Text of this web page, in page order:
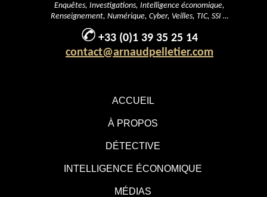
ACCUEIL
À PROPOS
DÉTECTIVE
INTELLIGENCE ÉCONOMIQUE
MÉDIAS
Enquêtes, Investigations, Intelligence économique,
Renseignement, Numérique, Cyber, Veilles, TIC, SSI …
+33 (0)1 39 35 25 14
contact@arnaudpelletier.com